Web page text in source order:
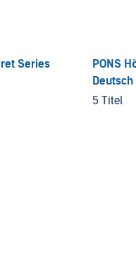
Series
PONS
5 Titel